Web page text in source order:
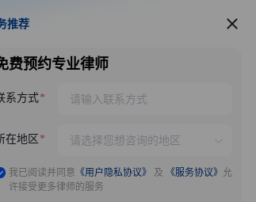
服务推荐
推荐
费预约专业律师
系方式
在地区
我已阅读并同意 《用户隐私协议》 及 《服务协议》 允
许接受更多律师的服务